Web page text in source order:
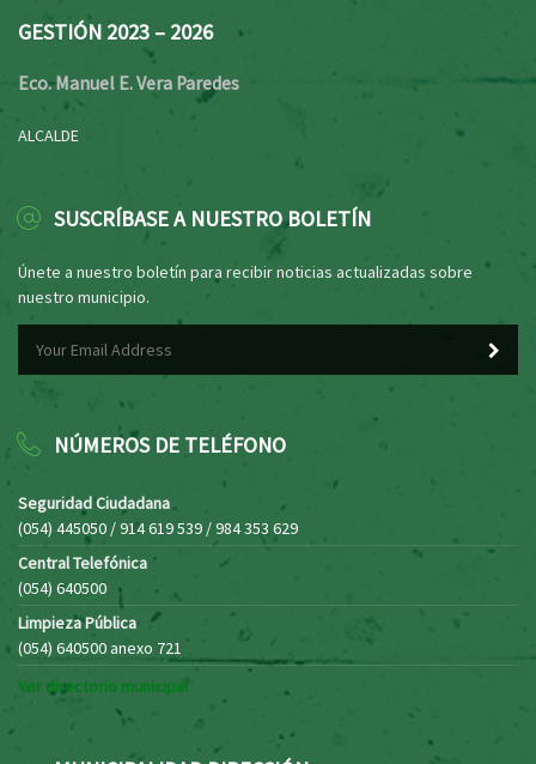
GESTIÓN 2023 – 2026
Eco. Manuel E. Vera Paredes
ALCALDE
SUSCRÍBASE A NUESTRO BOLETÍN
Únete a nuestro boletín para recibir noticias actualizadas sobre
nuestro municipio.
NÚMEROS DE TELÉFONO
Seguridad Ciudadana
(054) 445050 / 914 619 539 / 984 353 629
Central Telefónica
(054) 640500
Limpieza Pública
(054) 640500 anexo 721
Ver directorio municipal